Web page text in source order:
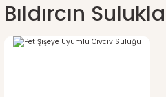
Bıldırcın